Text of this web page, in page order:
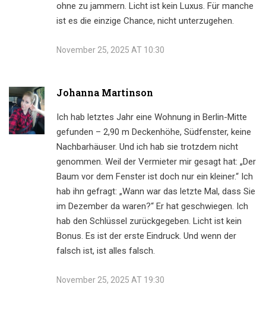
ohne zu jammern. Licht ist kein Luxus. Für manche
ist es die einzige Chance, nicht unterzugehen.
November 25, 2025 AT 10:30
Johanna Martinson
Ich hab letztes Jahr eine Wohnung in Berlin-Mitte
gefunden – 2,90 m Deckenhöhe, Südfenster, keine
Nachbarhäuser. Und ich hab sie trotzdem nicht
genommen. Weil der Vermieter mir gesagt hat: „Der
Baum vor dem Fenster ist doch nur ein kleiner.“ Ich
hab ihn gefragt: „Wann war das letzte Mal, dass Sie
im Dezember da waren?“ Er hat geschwiegen. Ich
hab den Schlüssel zurückgegeben. Licht ist kein
Bonus. Es ist der erste Eindruck. Und wenn der
falsch ist, ist alles falsch.
November 25, 2025 AT 19:30